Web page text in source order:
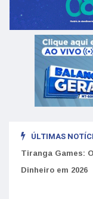
ÚLTIMAS
Tiranga Games:
Dinheiro em 2026